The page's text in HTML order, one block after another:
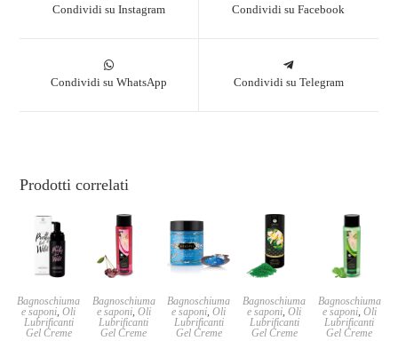
Condividi su Instagram Condividi su Facebook
Condividi su WhatsApp Condividi su Telegram
Prodotti correlati
Bagnoschiuma
e saponi,Oli
Lubrificanti
Gel Creme
Bagnoschiuma
e saponi, Oli
Lubrificanti
Gel Creme
Bagnoschiuma
e saponi,Oli
Lubrificanti
Gel Creme
Bagnoschiuma
e saponi,Oli
Lubrificanti
Gel Creme
Bagnoschiuma
e saponi, Oli
Lubrificanti
Gel Creme